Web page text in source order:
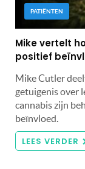
PATIËNTEN
Mike vertelt
positief
Mike Cutler
getuigenis over
cannabis zijn
beïnvloed.
LEES VERDER